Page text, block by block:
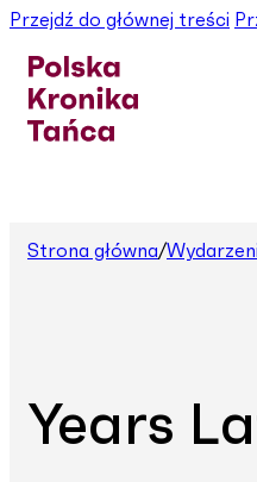
Przejdź do głównej treści
Strona główna/
Years